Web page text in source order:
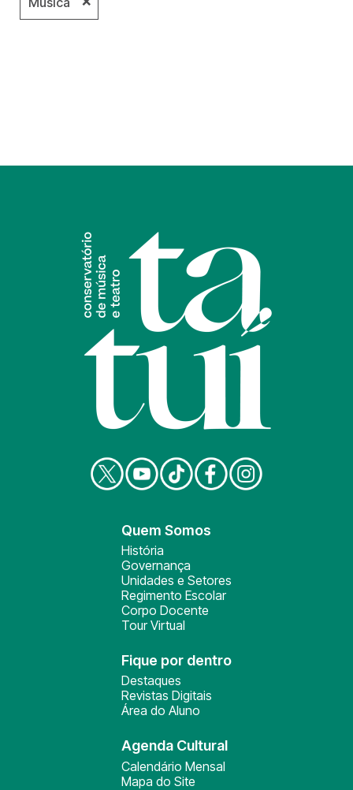
Quem Somos
História
Governança
Unidades e Setores
Regimento Escolar
Corpo Docente
Tour Virtual
Fique por dentro
Destaques
Revistas Digitais
Área do Aluno
Agenda Cultural
Calendário Mensal
Mapa do Site